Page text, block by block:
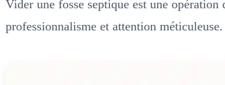
Vider une fosse septique est une
professionnalisme et attention méticuleuse.